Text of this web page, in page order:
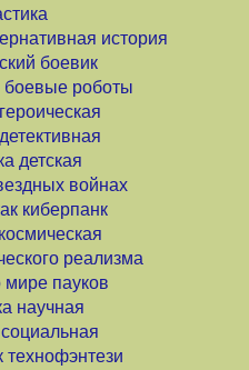
история
боевик
боевые роботы
детская
войнах
киберпанк
реализма
мире пауков
научная
технофэнтези